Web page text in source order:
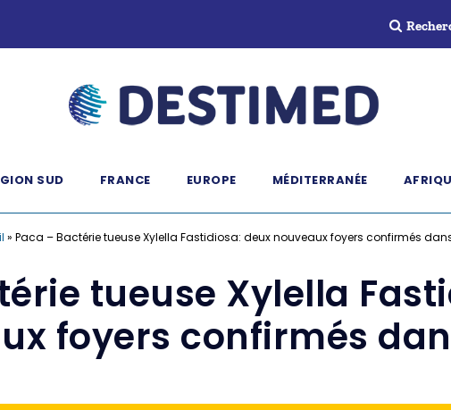
SUD FRANCE EUROPE MÉDITERRANÉE
» Paca – Bactérie tueuse Xylella Fastidiosa: deux nouveaux foyers confirmés
tueuse Xylella
foyers confirmés